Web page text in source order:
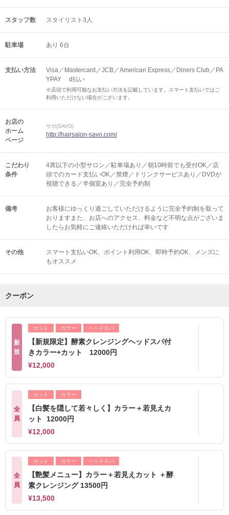
スタッフ数 スタイリスト3人
駐車場 あり 6台
支払い方法
Visa／Mastercard／JCB／American Express／Diners Club／PA
YPAY d払い
※店頭で利用可能なお支払い方法を記載しています。スマート支払いではご
利用いただけない場合がございます。
お店の
ホーム
ページ
サボ(SAVO)
http://hairsalon-savo.com/
こだわり
条件
4席以下の小型サロン／駐車場あり／朝10時前でも受付OK／店
頭でのカード支払いOK／禁煙／ドリンクサービスあり／DVDが
視聴できる／半個室あり／完全予約制
備考
お客様にゆっくり過ごしていただけるように完全予約制を取って
おりますまた、お店へのアクセス、料金など不明な点がございま
したらお気軽にご連絡いただければ幸いです
その他 スマート支払いOK ポイント利用OK 即時予約OK
メンズに
もオススメ
クーポン
新
規
カット カラー ヘッドスパ
【新規限定】酵素クレンジングヘッドスパ付
きカラー+カット 12000円
¥12,000
全
員
カット カラー
【白髪を隠して若々しく】カラー＋若見えカ
ット 12000円
¥12,000
全
員
カット カラー ヘッドスパ
【艶髪メニュー】カラー＋若見えカット ＋酵
素クレンジング 13500円
¥13,500